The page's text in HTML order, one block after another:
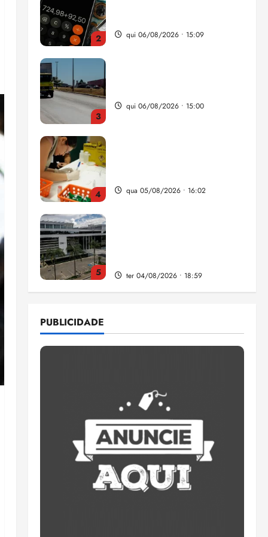
2 qui 06/08/2026 • 15:09
3
qui 06/08/2026 • 15:00
4 qua 05/08/2026 • 16:02
5 ter 04/08/2026 • 18:59
participação
qui 06/08/2026 • 15:18
2
da renda é comprometida
com dívidas
qui 06/08/2026 • 15:09
Entenda o que muda com a
nova Lei do Frete
qui 06/08/2026 • 15:00
PUBLICIDADE